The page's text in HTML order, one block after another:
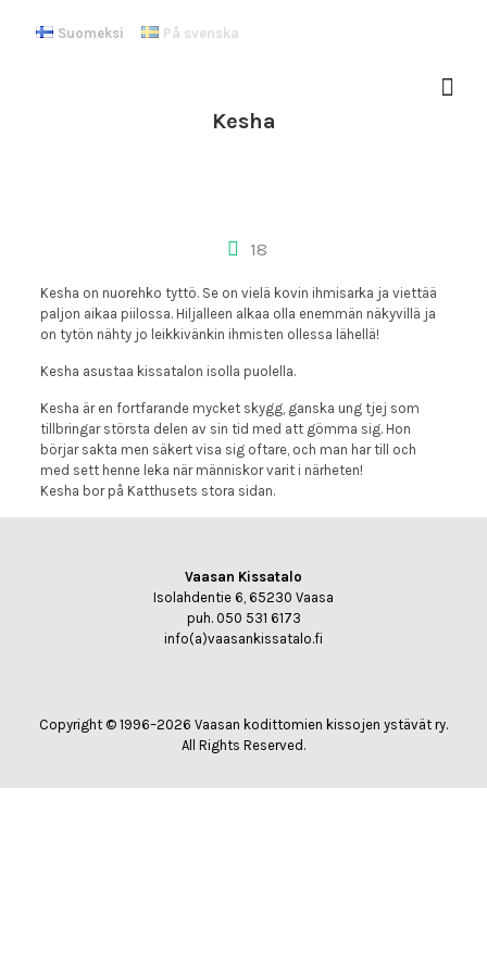
Suomeksi På svenska
Kesha
18
Kesha on nuorehko tyttö. Se on vielä kovin ihmisarka ja viettää
paljon aikaa piilossa. Hiljalleen alkaa olla enemmän näkyvillä ja
on tytön nähty jo leikkivänkin ihmisten ollessa lähellä!
Kesha asustaa kissatalon isolla puolella.
Kesha är en fortfarande mycket skygg, ganska ung tjej som
tillbringar största delen av sin tid med att gömma sig. Hon
börjar sakta men säkert visa sig oftare, och man har till och
med sett henne leka när människor varit i närheten!
Kesha bor på Katthusets stora sidan.
Vaasan Kissatalo
Isolahdentie 6, 65230 Vaasa
puh. 050 531 6173
info(a)vaasankissatalo.fi
Copyright © 1996–2026 Vaasan kodittomien kissojen ystävät ry.
All Rights Reserved.